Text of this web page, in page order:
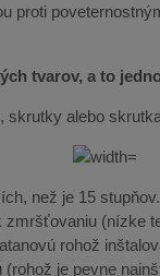
proti
tvarov, a to
alebo
než je 15
(nízke
rohož
je pevne